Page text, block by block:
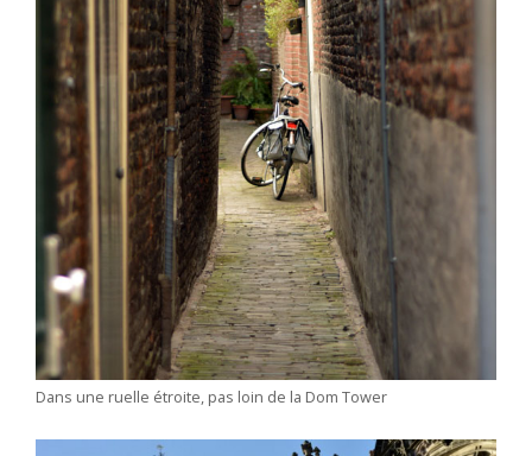
Dans une ruelle étroite, pas loin de la Dom Tower